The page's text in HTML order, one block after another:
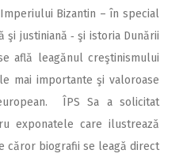
Bizantin – în special
justiniană ‑ şi istoria Dunării
află leagănul creştinismului
mai importante şi valoroase
ÎPS Sa a solicitat
exponatele care ilustrează
biografii se leagă direct